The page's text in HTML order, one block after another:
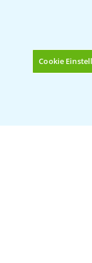
Cookie